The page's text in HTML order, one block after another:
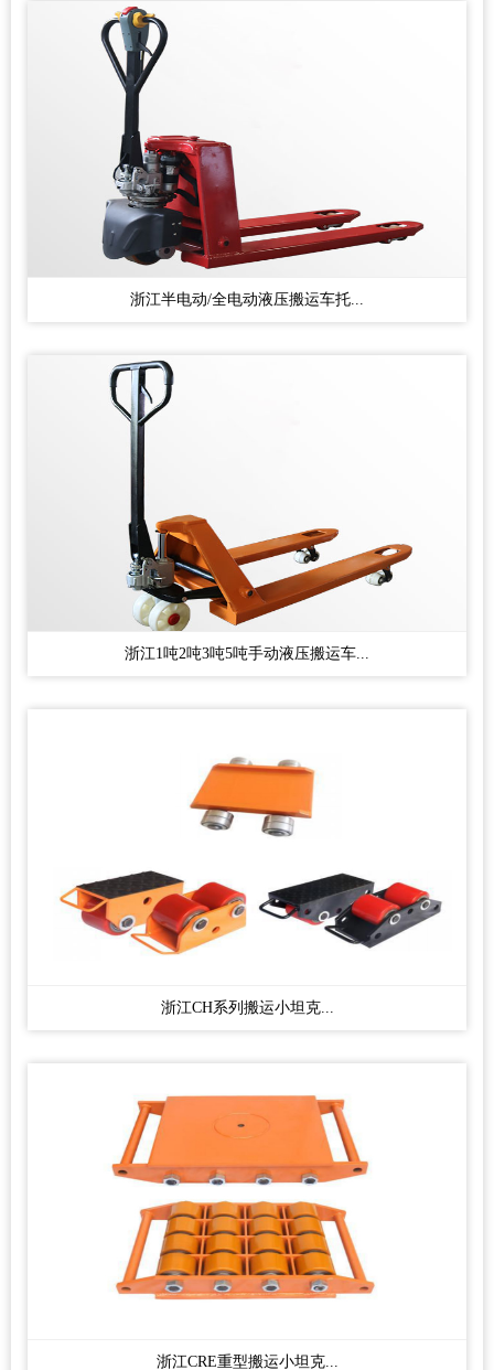
浙江半电动/全电动液压搬运车托...
浙江1吨2吨3吨5吨手动液压搬运车...
浙江CH系列搬运小坦克...
浙江CRE重型搬运小坦克...